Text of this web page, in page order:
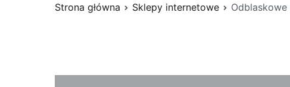
Strona główna Sklepy internetowe